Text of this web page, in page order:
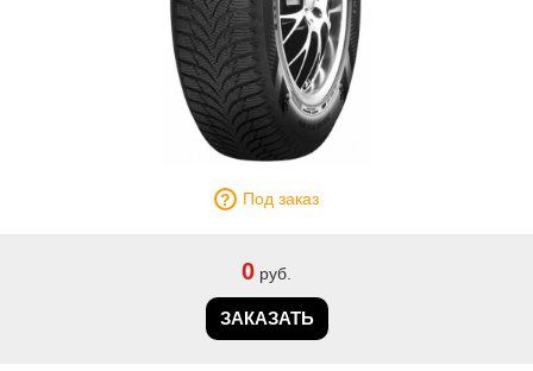
Под заказ
0 руб.
ЗАКАЗАТЬ